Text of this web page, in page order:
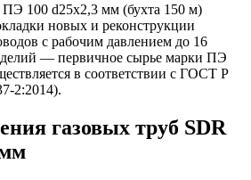
100 d25х2,3 мм (бухта 150 м)
новых и реконструкции
с рабочим давлением до 16
— первичное сырье марки ПЭ
в соответствии с ГОСТ Р
2:2014).
газовых труб SDR